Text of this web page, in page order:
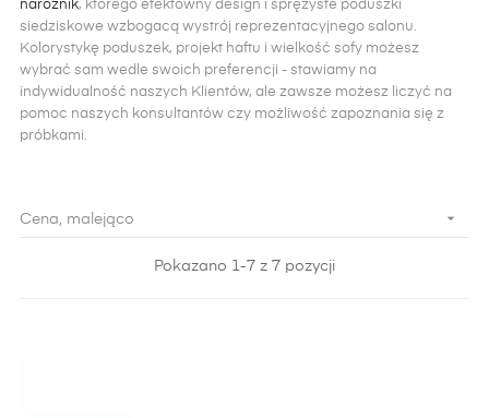
narożnik, którego efektowny design i sprężyste poduszki
siedziskowe wzbogacą wystrój reprezentacyjnego salonu.
Kolorystykę poduszek, projekt haftu i wielkość sofy możesz
wybrać sam wedle swoich preferencji - stawiamy na
indywidualność naszych Klientów, ale zawsze możesz liczyć na
pomoc naszych konsultantów czy możliwość zapoznania się z
próbkami.
Cena, malejąco 
Pokazano 1-7 z 7 pozycji